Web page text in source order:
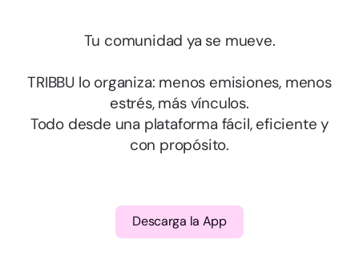
Cádiz
Córdoba
Granada
Huelva
Jaén
Málaga
Tu comunidad ya se mueve.
TRIBBU lo organiza: menos emisiones, menos
estrés, más vínculos.
Todo desde una plataforma fácil, eficiente y
con propósito.
Descarga la App